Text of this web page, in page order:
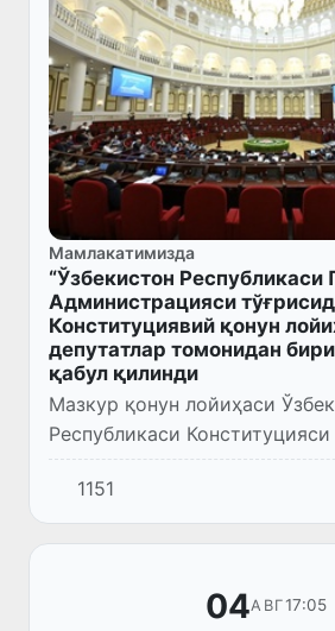
Мамлакатимизда
“Ўзбекистон Республикаси
Администрацияси
Конституциявий қонун
депутатлар томонидан
қабул қилинди
Мазкур қонун лойиҳаси
Республикаси
келиб чиққан ҳолда ишлаб
Президент
бошқаруви тизимидаги ўрни,
1151
04АВГ17:05